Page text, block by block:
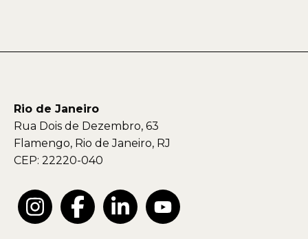
Rio de Janeiro
Rua Dois de Dezembro, 63
Flamengo, Rio de Janeiro, RJ
CEP: 22220-040